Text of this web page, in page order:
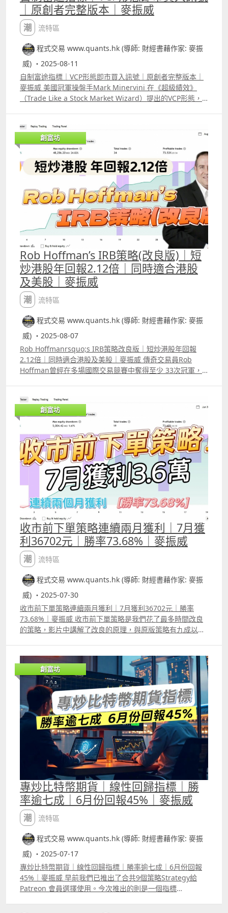
Backtest Report
httpswww.tradingview.comscriptjAmLZsVY%E7%91%9E
%E5%85%B8%E4%BA%A4%E6%98%93%E5%93%A1Kris
tjanKullamagi%E4%BA%A4%E6%98%93%E7%AD%96%
E7%95%A5 7專炒UVIX策略 YouTube介紹影片
httpsyoutu.beeNf96DNwFMEsi=16blJAt42R51UySt
Backtest Report
httpswww.tradingview.comscriptdf1YGeTT%E5%B0%88
%E7%82%92UVIX%E7%AD%96%E7%95%A5 8 線性回歸
指標1.0 YouTube介紹影片 httpsyoutu.bedazPklx6Nvc 指
標原理介紹
httpswww.tradingview.comscript1D11hGCm%E7%B7%
9A%E6%80%A7%E5%9B%9E%E6%AD%B8%E6%8C%87
%E6%A8%9910 9 Rob Hoffman IRB策略改良版 YouTube
介紹影片 httpswww.youtube.comwatchv=0Bek8Xz2qtQ
Backtest Report港股版
httpswww.tradingview.comscripttMpjELSqRobHoffman
IRBStrategy%E6%94%B9%E8%89%AF%E7%89%88%E6
%B8%AF%E8%82%A1%E7%89%88%E6%9C%AC
Backtest Report美股版
httpswww.tradingview.comscriptiW0xXBjbRobHoffman
IRBStrategy%E6%94%B9%E8%89%AF%E7%89%88
%96%E7%95%A5%E6%94%B9%E8%89%AF%E7%89%88
2%E7%BE%8E%E6%9C%9F%E7%89%8810 2 ICT 策略改
良版_美股及ETF版本 YouTube介紹影片
httpsyoutu.be4YzpHdt73NEsi=UV7Pzztp1Ii_rfG Backtest
Report
httpswww.tradingview.comscriptK3wgWwILICT%E7%A
D%96%E7%95%A5%E6%94%B9%E8%89%AF%E7%89%8
82%E7%BE%8E%E8%82%A1%E5%8F%8AETF%E7%89%8
8 3 收市前下單 月收入增2.7萬策略 YouTube介紹影片
Backtest Report
httpswww.tradingview.comscriptero6ddTkAftermarket
%E4%B8%8B%E5%96%AEStrategy 4 T33_香港期指策略
YouTube介紹影片
httpsyoutu.bekoYtAO9AZKksi=k5H9jsOnUma53K9
Backtest Report
httpswww.tradingview.comscriptYpZG1OnXT33%E9%A
6%99%E6%B8%AF%E6%9C%9F%E6%8C%87%E7%89%8
8beta17autotrade%E7%89%88%E6%9C%AC 5 著名個人
炒家John Carter 自創策略1年賺1800萬美元 改良版
YouTube介紹影片
httpsyoutu.beFQzQ8o4pz_4si=zF10XqrlCw8wbgP9
Backtest Report
httpswww.tradingview.comscriptGn7udQ7mTTM%E8%
83%8C%E9%A6%B3%E6%94%B9%E8%89%AF%E7%89%
88 6 瑞典交易員Kristjan Kullamagi交易策略改良版
YouTube介紹影片
httpsyoutu.beEwZJ6jdhpXssi=pWqnY7By89I9_pYl
Backtest Report
httpswww.tradingview.comscriptjAmLZsVY%E7%91%9E
%E5%85%B8%E4%BA%A4%E6%98%93%E5%93%A1Kris
tjanKullamagi%E4%BA%A4%E6%98%93%E7%AD%96%
E7%95%A5 7專炒UVIX策略 YouTube介紹影片
httpsyoutu.beeNf96DNwFMEsi=16blJAt42R51UySt
Backtest Report
httpswww.tradingview.comscriptdf1YGeTT%E5%B0%88
%E7%82%92UVIX%E7%AD%96%E7%95%A5 8 線性回歸
指標1.0 YouTube介紹影片 httpsyoutu.bedazPklx6Nvc 指
標原理介紹
httpswww.tradingview.comscript1D11hGCm%E7%B7%
9A%E6%80%A7%E5%9B%9E%E6%AD%B8%E6%8C%87
%E6%A8%9910 9 Rob Hoffman IRB策略改良版 YouTube
介紹影片 httpswww.youtube.comwatchv=0Bek8Xz2qtQ
Backtest Report港股版
httpswww.tradingview.comscripttMpjELSqRobHoffman
IRBStrategy%E6%94%B9%E8%89%AF%E7%89%88%E6
%B8%AF%E8%82%A1%E7%89%88%E6%9C%AC
Backtest Report美股版
httpswww.tradingview.comscriptiW0xXBjbRobHoffman
IRBStrategy%E6%94%B9%E8%89%AF%E7%89%88
｜原創者完整版本｜麥振威
潮流特區
程式交易 www.quants.hk (導師: 財經書藉作家: 麥振
威) ・2025-08-11
自制富途指標｜VCP形態即市買入訊號｜原創者完整版本｜
麥振威 美國冠軍操盤手Mark Minervini 在《超級績效》
（Trade Like a Stock Market Wizard）提出的VCP形態，
為要用程式寫需要解決很多主觀既問題，影片講解了，用程
式寫VCP形態需注意的要點，Patreon及Youtube 高級會員
則可使用VCP即市買入訊號富途指標及用Trading View的
pine script寫的VCP完整版本。
創富坊
Rob Hoffman’s IRB策略(改良版)｜短
炒港股年回報2.12倍｜同時適合港股
及美股｜麥振威
潮流特區
程式交易 www.quants.hk (導師: 財經書藉作家: 麥振
威) ・2025-08-07
Rob Hoffmanrsquo;s IRB策略改良版｜短炒港股年回報
2.12倍｜同時適合港股及美股｜麥振威 傳奇交易員Rob
Hoffman曾經在多場國際交易競賽中奪得至少 33次冠軍，
改成適合交易港股， 大家可以將策略同時應用在十多隻港股
之上，例如同時炒小米、騰訊、阿里巴巴、中移動00941等
等，只要有入市訊號，Trading View便會替你在富途或
interactive broker等autotrade。
創富坊
收市前下單策略連續兩月獲利｜7月獲
利36702元｜勝率73.68%｜麥振威
潮流特區
程式交易 www.quants.hk (導師: 財經書藉作家: 麥振
威) ・2025-07-30
收市前下單策略連續兩月獲利｜7月獲利36702元｜勝率
73.68%｜麥振威 收市前下單策略是我們花了最多時間改良
的策略，影片中講解了改良的原理，與原版策略有九成以上
若在interactive broker交易，用30萬港元去交易Nvidia，
假設Nvidia的股價是大約163美元，以固定制佣金計算，每
股 0.005 times; 235 股 = 1.175 美元，每次交易大約佣金是
9.17港元，6月份交易18次，意思是「一買一賣」18次，即
交易了36次，佣金是330.12元。當月賺了27927元，有331
元是佣金。 7月份則獲利36702元，同樣以20萬本金，1.5倍
槓桿交易等同30萬購買力，交易了19次，意思是「一買一
賣」18次，即交易了36次，佣金支出與6月份相差不大。
創富坊
專炒比特幣期貨｜線性回歸指標｜勝
率逾七成｜6月份回報45%｜麥振威
潮流特區
程式交易 www.quants.hk (導師: 財經書藉作家: 麥振
威) ・2025-07-17
專炒比特幣期貨｜線性回歸指標｜勝率逾七成｜6月份回報
45%｜麥振威 早前我們已推出了合共9個策略Strategy給
Patreon 會員選擇使用。今次推出的則是一個指標